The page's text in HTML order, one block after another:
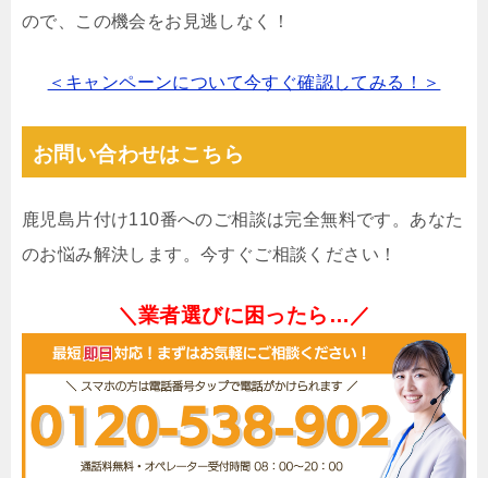
ので、この機会をお見逃しなく！
＜キャンペーンについて今すぐ確認してみる！＞
お問い合わせはこちら
鹿児島片付け110番へのご相談は完全無料です。あなた
のお悩み解決します。今すぐご相談ください！
＼業者選びに困ったら…／